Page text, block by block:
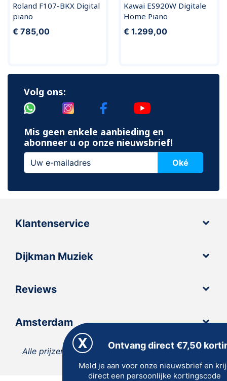
Roland F107-BKX Digital
piano
€ 785,00
Kawai ES920W Digitale
Home Piano
€ 1.299,00
Volg ons:
Mis geen enkele aanbieding en
abonneer u op onze nieuwsbrief!
Oké
Klantenservice
Dijkman Muziek
Reviews
Amsterdam
Alle prijzen zijn inclusief 21% BTW, tenzij anders
vermeld.
Ontvang direct €7,50
Meld je aan voor onze nieuwsbrief en
direct een persoonlijke kortingscode